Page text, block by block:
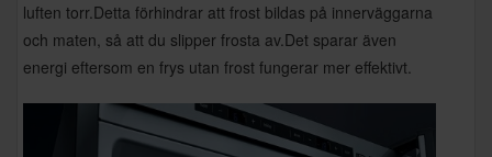
luften torr.Detta förhindrar att frost bildas på innerväggarna
och maten, så att du slipper frosta av.Det sparar även
energi eftersom en frys utan frost fungerar mer effektivt.